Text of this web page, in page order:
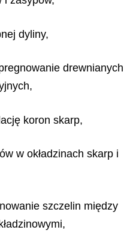
dyliny,
drewnianych
koron skarp,
w okładzinach skarp i
szczelin między